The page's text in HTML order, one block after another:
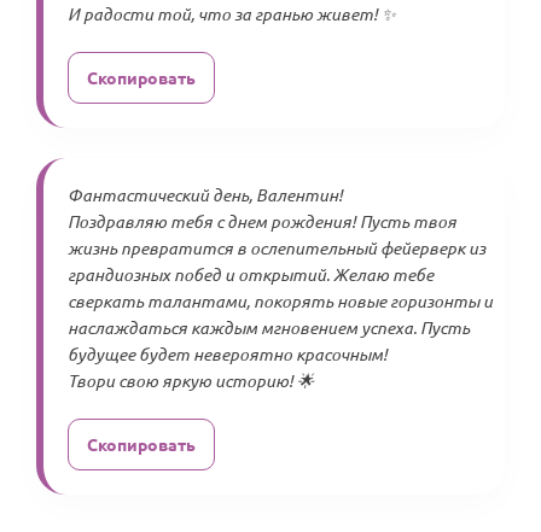
И радости той, что за гранью живет! ✨
Скопировать
Фантастический день, Валентин!
Поздравляю тебя с днем рождения! Пусть твоя
жизнь превратится в ослепительный фейерверк из
грандиозных побед и открытий. Желаю тебе
сверкать талантами, покорять новые горизонты и
наслаждаться каждым мгновением успеха. Пусть
будущее будет невероятно красочным!
Твори свою яркую историю! 🌟
Скопировать